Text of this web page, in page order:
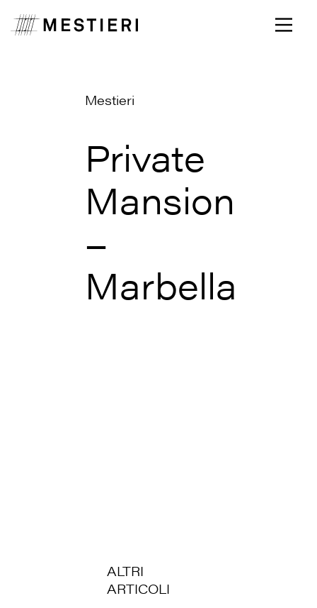
Mestieri
Private
Mansion
–
Marbella
ALTRI
ARTICOLI